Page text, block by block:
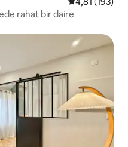
rahat bir daire
arasında